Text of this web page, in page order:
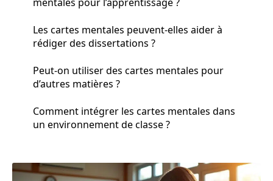
Les cartes mentales peuvent-elles aider à
rédiger des dissertations ?
Peut-on utiliser des cartes mentales pour
d’autres matières ?
Comment intégrer les cartes mentales dans
un environnement de classe ?